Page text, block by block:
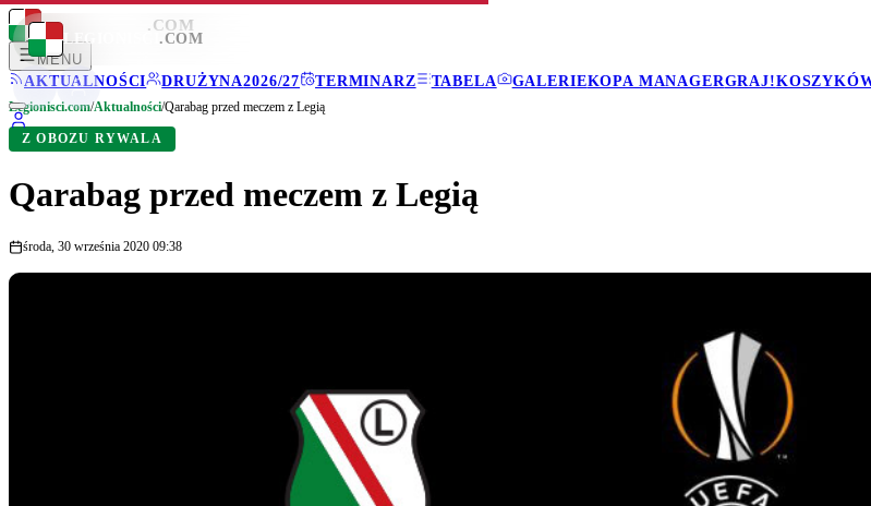
LEGIONISCI .COM
MENU
AKTUALNOŚCI
DRUŻYNA2026/27 TERMINARZ TABELA GALERIEKOPA MANAGERGRAJ!
LEGIONISCI .COM
Legionisci.com/Aktualności/Qarabag przed meczem z Legią
Z OBOZU RYWALA
Qarabag przed meczem z Legią
środa, 30 września 2020 09:38